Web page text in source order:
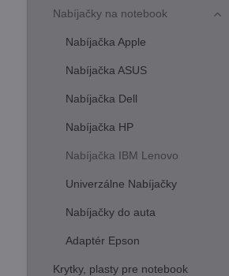
Nabíjačky na notebook
Nabíjačka Apple
Nabíjačka ASUS
Nabíjačka Dell
Nabíjačka HP
Nabíjačka IBM Lenovo
Univerzálne Nabíjačky
Nabíjačky do auta
Adaptér Epson
Krytky, plasty pre notebook